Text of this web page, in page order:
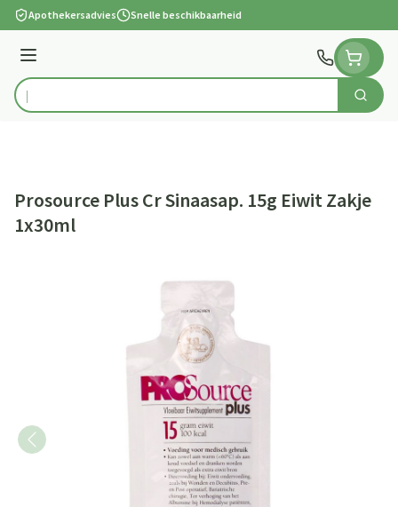
Ga naar de inhoud
Apothekersadvies Snelle beschikbaarheid
Menu
Product, merk, categorie... Zoek
Prosource Plus Cr Sinaasap. 15g Eiwit Zakje
1x30ml